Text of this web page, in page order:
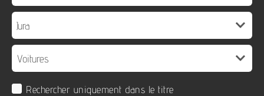
Rechercher uniquement dans le titre